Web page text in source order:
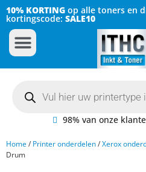
10% KORTING op alle toners en
kortingscode: SALE10
98% van onze
Home/ Printer onderdelen/Xerox
Drum